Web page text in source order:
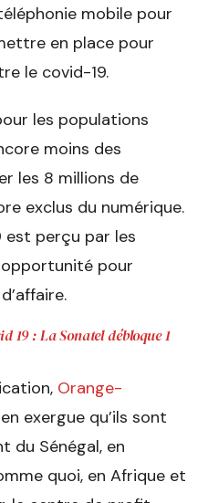
mobile pour
en place pour
le covid-19.
les populations
moins des
les 8 millions de
exclus du numérique.
est perçu par les
pour
19 : La Sonatel débloque 1
Orange-
exergue qu’ils sont
du Sénégal, en
quoi, en Afrique et